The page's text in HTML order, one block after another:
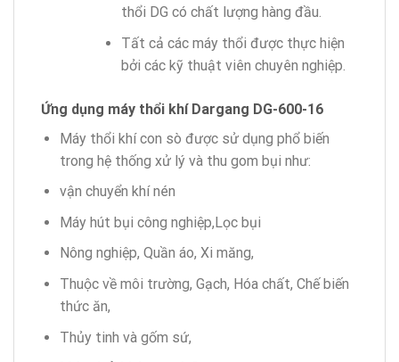
thổi DG có chất lượng hàng đầu.
Tất cả các máy thổi được thực hiện
bởi các kỹ thuật viên chuyên nghiệp.
Ứng dụng máy thổi khí Dargang DG-600-16
Máy thổi khí con sò được sử dụng phổ biến
trong hệ thống xử lý và thu gom bụi như:
vận chuyển khí nén
Máy hút bụi công nghiệp,Lọc bụi
Nông nghiệp, Quần áo, Xi măng,
Thuộc về môi trường, Gạch, Hóa chất, Chế biến
thức ăn,
Thủy tinh và gốm sứ,